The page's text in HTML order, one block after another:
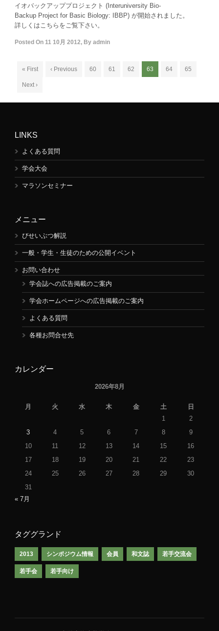
イオバックアッププロジェクト (Interuniversity Bio-
Backup Project for Basic Biology: IBBP) が開始されました。
詳しくはこちらをご覧下さい。
Posted On 11 10月 2012, By admin
« First ‹ Previous 60 61 62 63 64 65
Next ›
LINKS
よくある質問
学会大会
マラソンセミナー
メニュー
びせいぶつ解説
一般・学生・生徒のための公開イベント
お問い合わせ
学会誌への広告掲載のご案内
学会ホームページへの広告掲載のご案内
よくある質問
各種お問合せ先
カレンダー
2026年8月
月 火 水 木 金 土
日
1
2
3
4 5 6 7 8
9
10
11 12 13 14 15
16
17
18 19 20 21 22
23
24
25 26 27 28 29
30
31
« 7月
タググランド
2013 シンポジウム情報 会員 和文誌 若手交流会
若手会 若手向け